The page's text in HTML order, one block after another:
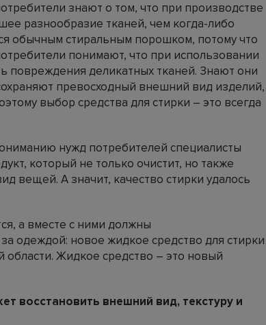
знают о том, что при производстве
разнообразие тканей, чем когда-либо
обычным стиральным порошком, потому что
понимают, что при использовании
повреждения деликатных тканей. Знают они
превосходный внешний вид изделий,
выбор средства для стирки – это всегда
нужд потребителей специалисты
который не только очистит, но также
вещей. А значит, качество стирки удалось
а вместе с ними должны
одеждой: новое жидкое средство для стирки
области. Жидкое средство – это новый
восстановить внешний вид, текстуру и